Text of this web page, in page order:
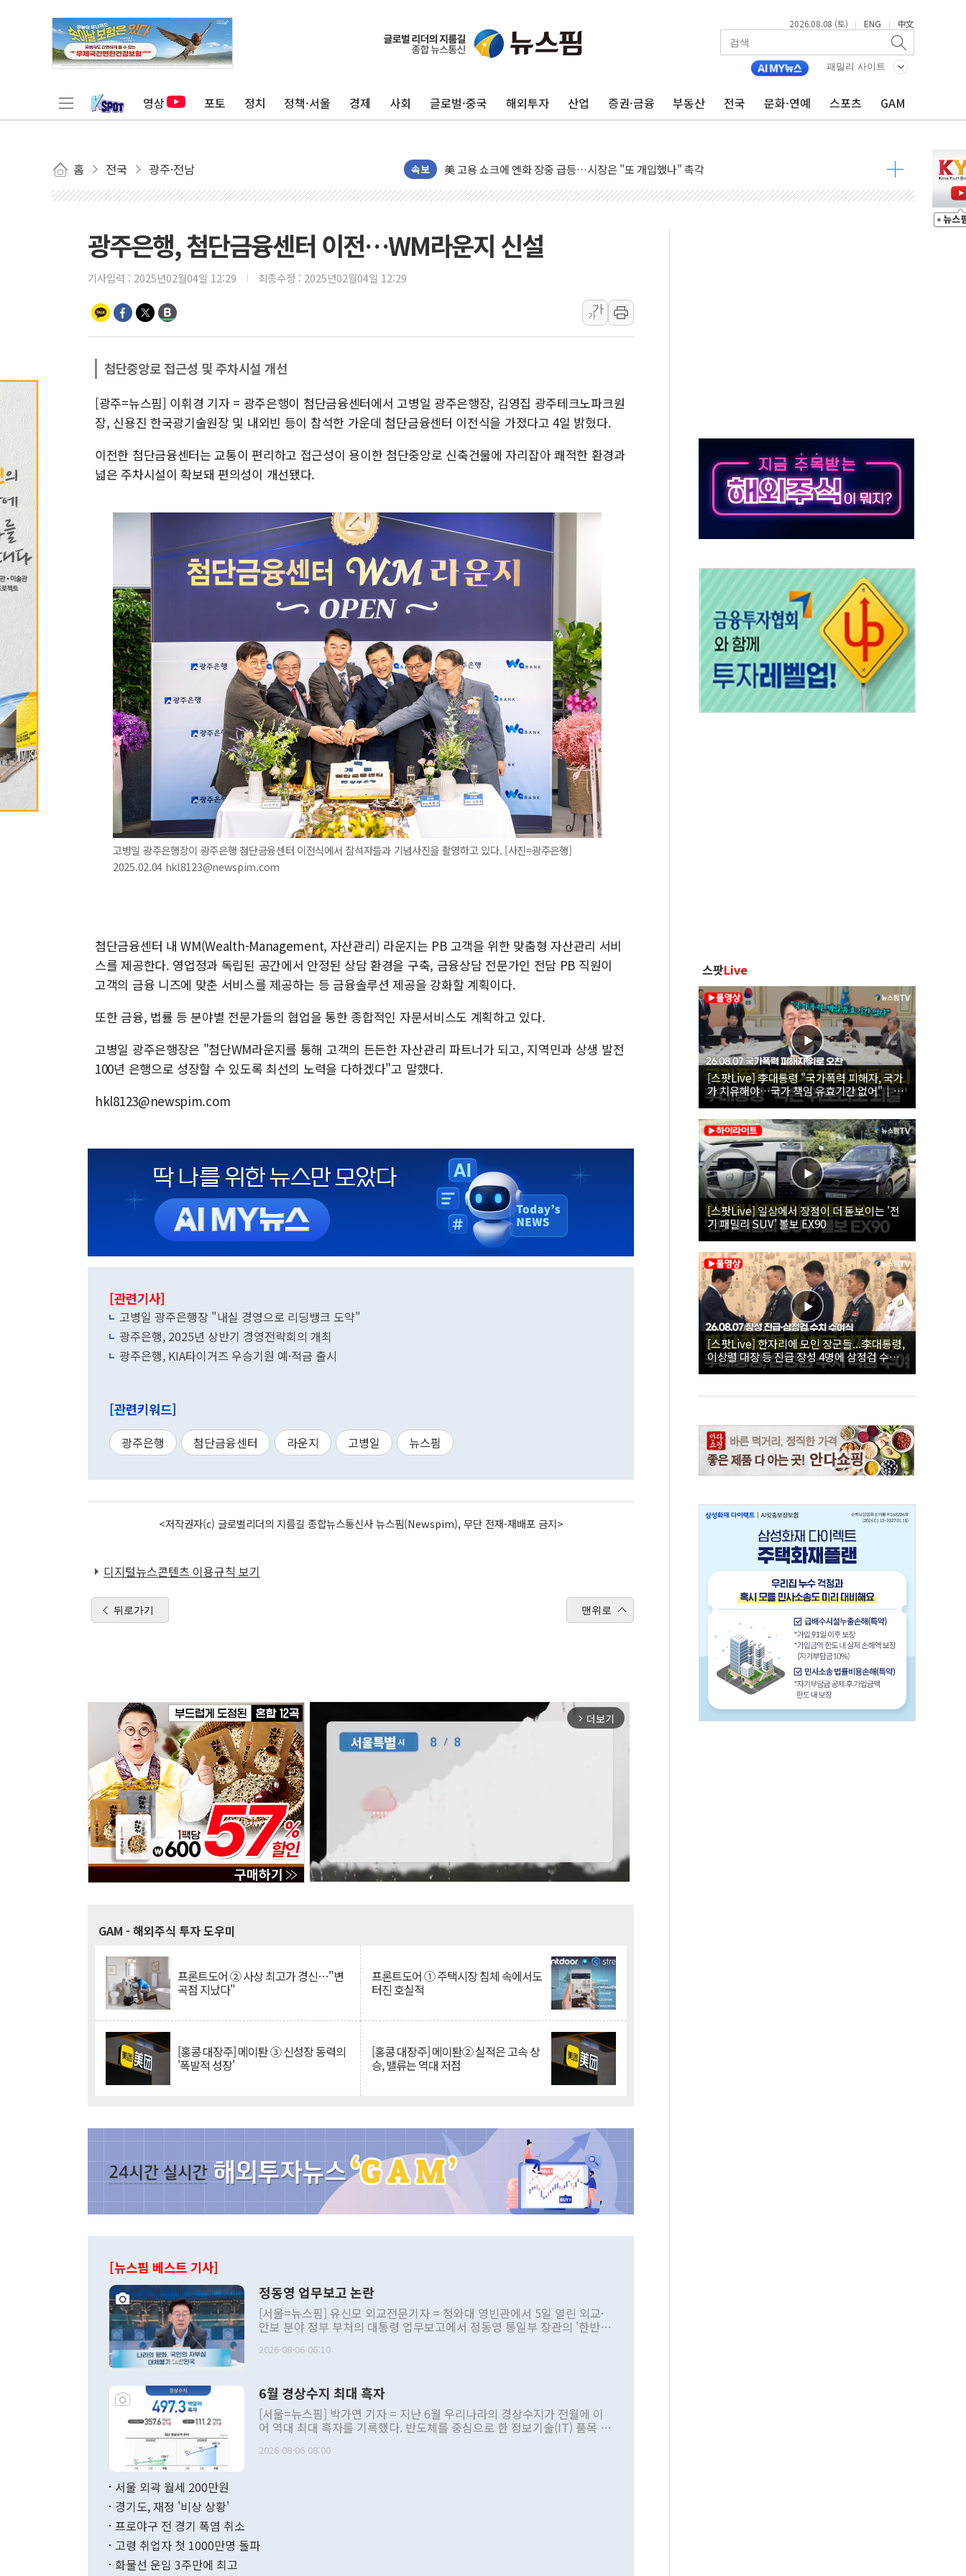
2026.08.08 (토) | ENG | 中文
패밀리 사이트
영상 포토 정치 정책·서울 경제 사회 글로벌·중국 해외투자 산업 증권·금융 부동산 전국 문화·연예 스포츠 GAM
홈 전국 광주·전남 속보
미 연준 매파 기세 꺾이나…고용 감소에 9월 동결 전망 우세
[종합] 이슬람 수니파 3국, '공동방위협정' 체결… 이스라엘·이란 위협에 맞설 자체 억지력 강화
美 항소법원, 백악관 무도회장 공사 중단 명령…트럼프 제동
[AI MY 뉴스] 뉴욕 반도체주 프리뷰...美 고용 쇼크에 반도체주 '활짝'
뉴욕증시 프리뷰, 美 고용 쇼크에 금리 인상 우려 후퇴…나스닥 선물 1%대 상승
[사진] 이슬람 수니파 3개국, 공동방위협정 체결
뉴욕증시 개장 전 특징주...아틀라시안·클라우드플레어·태양광주↑ VS 트레이드데스크·웬디스↓
트럼프 "금리 내려야"…파월 때와 달리 워시엔 톤 낮춰
특정 정치인 측근 포항시 정책특보 내정설...포항시 '시끌'
[사진] 빈살만과 에르도안의 만남
이란와이어 "이란 최고지도자 위독…곧 사망해도 놀랍지 않아"
남동발전, 해남군에 국내 최대 규모 400MW 태양광 착공…여의도 1.6배 규모
광주은행, 첨단금융센터 이전…WM라운지 신설
기사입력 : 2025년02월04일 12:29 최종수정 : 2025년02월04일 12:29
가
가
첨단중앙로 접근성 및 주차시설 개선
[광주=뉴스핌] 이휘경 기자 = 광주은행이 첨단금융센터에서 고병일 광주은행장, 김영집 광주테크노파크원
장, 신용진 한국광기술원장 및 내외빈 등이 참석한 가운데 첨단금융센터 이전식을 가졌다고 4일 밝혔다.
이전한 첨단금융센터는 교통이 편리하고 접근성이 용이한 첨단중앙로 신축건물에 자리잡아 쾌적한 환경과
넓은 주차시설이 확보돼 편의성이 개선됐다.
고병일 광주은행장이 광주은행 첨단금융센터 이전식에서 참석자들과 기념사진을 촬영하고 있다. [사진=광주은행]
2025.02.04 hkl8123@newspim.com
첨단금융센터 내 WM(Wealth-Management, 자산관리) 라운지는 PB 고객을 위한 맞춤형 자산관리 서비
스를 제공한다. 영업정과 독립된 공간에서 안정된 상담 환경을 구축, 금융상담 전문가인 전담 PB 직원이
고객의 금융 니즈에 맞춘 서비스를 제공하는 등 금융솔루션 제공을 강화할 계획이다.
또한 금융, 법률 등 분야별 전문가들의 협업을 통한 종합적인 자문서비스도 계획하고 있다.
고병일 광주은행장은 "첨단WM라운지를 통해 고객의 든든한 자산관리 파트너가 되고, 지역민과 상생 발전
100년 은행으로 성장할 수 있도록 최선의 노력을 다하겠다"고 말했다.
hkl8123@newspim.com
[관련기사]
고병일 광주은행장 "내실 경영으로 리딩뱅크 도약"
광주은행, 2025년 상반기 경영전략회의 개최
광주은행, KIA타이거즈 우승기원 예·적금 출시
[관련키워드]
광주은행 첨단금융센터 라운지 고병일 뉴스핌
<저작권자(c) 글로벌리더의 지름길 종합뉴스통신사 뉴스핌(Newspim), 무단 전재-재배포 금지>
디지털뉴스콘텐츠 이용규칙 보기
뒤로가기 맨위로
arrow_forward_ios 더보기
GAM - 해외주식 투자 도우미
프론트도어 ② 사상 최고가 경신…"변
곡점 지났다"
프론트도어 ① 주택시장 침체 속에서도
터진 호실적
[홍콩 대장주] 메이퇀 ③ 신성장 동력의
'폭발적 성장'
[홍콩 대장주] 메이퇀② 실적은 고속 상
승, 밸류는 역대 저점
[뉴스핌 베스트 기사]
정동영 업무보고 논란
[서울=뉴스핌] 유신모 외교전문기자 = 청와대 영빈관에서 5일 열린 외교·
안보 분야 정부 부처의 대통령 업무보고에서 정동영 통일부 장관의 '한반도
발언 중에는 정부 내 조율을 거치지 않은 사안을 정책으로 추진하겠다고 공
주의적 희망에 근거한 비현실적 구상'이라는 비판을 내놨다. 그동안 정 장
관의 대북 정책 관련 발언이 물의를 빚은 적은 여러 번 있지만 대통령과 유
관 부처 장관이 공개적으로 부정적 입장을 표명한 것은 이례적이다. 정 장
관의 무리한 대북 접근법과 월권을 제어해야 한다는 목소리도 높아지고 있
다. [정동영 통일부 장관이 지난달 23일 오후 서울 종로구 정부서울청사에
무너졌다고도 했다. 또 "현 시점에서 흘러간 선(先)비핵화만 되뇌는 것은
2026-08-06 06:10
6월 경상수지 최대 흑자
[서울=뉴스핌] 박가연 기자 = 지난 6월 우리나라의 경상수지가 전월에 이
어 역대 최대 흑자를 기록했다. 반도체를 중심으로 한 정보기술(IT) 품목 수
료=한국은행] 한국은행이 6일 발표한 '2026년 6월 국제수지(잠정)'에 따르
며 월간 기준 처음으로 1000억달러를 넘어섰다. 상품수입은 644억8000만
2026-08-06 08:00
서울 외곽 월세 200만원
경기도, 재정 '비상 상황'
프로야구 전 경기 폭염 취소
고령 취업자 첫 1000만명 돌파
화물선 운임 3주만에 최고
스팟Live
[스팟Live] 李대통령 "국가폭력 피해자, 국가
가 치유해야…국가 책임 유효기간 없어"｜
26.08.07 국가폭력 피해자 위로 오찬
[스팟Live] 일상에서 장점이 더 돋보이는 '전
기 패밀리 SUV' 볼보 EX90
[스팟Live] 한자리에 모인 장군들...李대통령,
이상렬 대장 등 진급 장성 4명에 삼정검 수치
직접 수여｜26.08.07 장성 진급·삼정검 수치